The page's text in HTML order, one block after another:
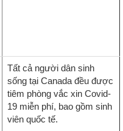
Tất cả người dân sinh
sống tại Canada đều được
tiêm phòng vắc xin Covid-
19 miễn phí, bao gồm sinh
viên quốc tế.